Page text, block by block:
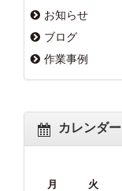
お知らせ
ブログ
作業事例
カレンダー
月 火